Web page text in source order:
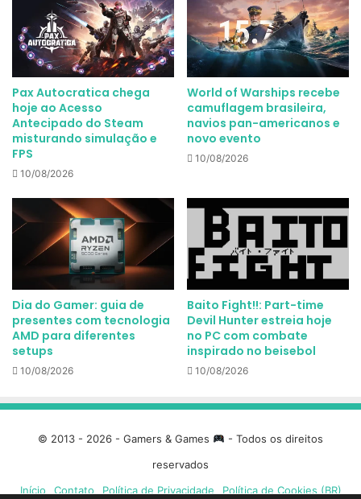
Pax Autocratica chega
hoje ao Acesso
Antecipado do Steam
misturando simulação e
FPS
10/08/2026
World of Warships recebe
camuflagem brasileira,
navios pan-americanos e
novo evento
10/08/2026
Dia do Gamer: guia de
presentes com tecnologia
AMD para diferentes
setups
10/08/2026
Baito Fight!!: Part-time
Devil Hunter estreia hoje
no PC com combate
inspirado no beisebol
10/08/2026
© 2013 - 2026 - Gamers & Games
- Todos os direitos
reservados
Início
Contato Política de Privacidade Política de Cookies (BR)